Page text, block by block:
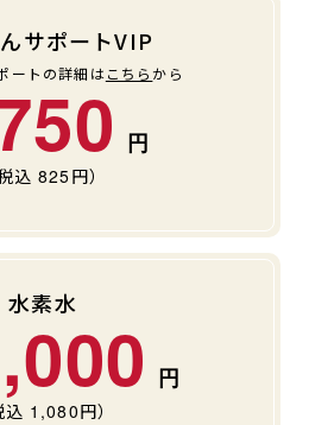
入会方法
店舗へのお問い合わせ
店舗を探す
サポートVIP
ートの詳細はこちら から
税込 825円）
水素水
込 1,080円）